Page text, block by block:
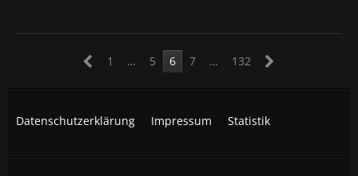
1 … 5 6 7 … 132
Datenschutzerklärung Impressum Statistik